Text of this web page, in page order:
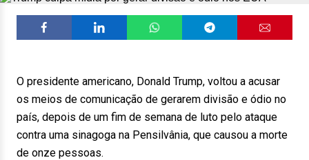
O presidente americano, Donald Trump, voltou a acusar
os meios de comunicação de gerarem divisão e ódio no
país, depois de um fim de semana de luto pelo ataque
contra uma sinagoga na Pensilvânia, que causou a morte
de onze pessoas.